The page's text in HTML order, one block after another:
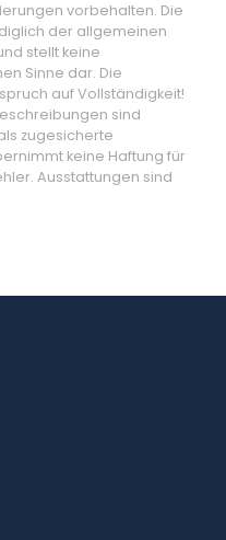
vorbehalten. Die
der allgemeinen
stellt keine
Sinne dar. Die
auf Vollständigkeit!
sind
zugesicherte
keine Haftung für
Ausstattungen sind